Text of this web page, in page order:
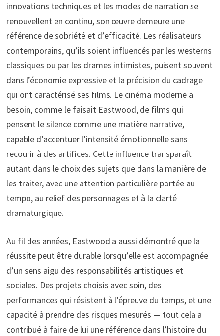
innovations techniques et les modes de narration se
renouvellent en continu, son œuvre demeure une
référence de sobriété et d’efficacité. Les réalisateurs
contemporains, qu’ils soient influencés par les westerns
classiques ou par les drames intimistes, puisent souvent
dans l’économie expressive et la précision du cadrage
qui ont caractérisé ses films. Le cinéma moderne a
besoin, comme le faisait Eastwood, de films qui
pensent le silence comme une matière narrative,
capable d’accentuer l’intensité émotionnelle sans
recourir à des artifices. Cette influence transparaît
autant dans le choix des sujets que dans la manière de
les traiter, avec une attention particulière portée au
tempo, au relief des personnages et à la clarté
dramaturgique.
Au fil des années, Eastwood a aussi démontré que la
réussite peut être durable lorsqu’elle est accompagnée
d’un sens aigu des responsabilités artistiques et
sociales. Des projets choisis avec soin, des
performances qui résistent à l’épreuve du temps, et une
capacité à prendre des risques mesurés — tout cela a
contribué à faire de lui une référence dans l’histoire du